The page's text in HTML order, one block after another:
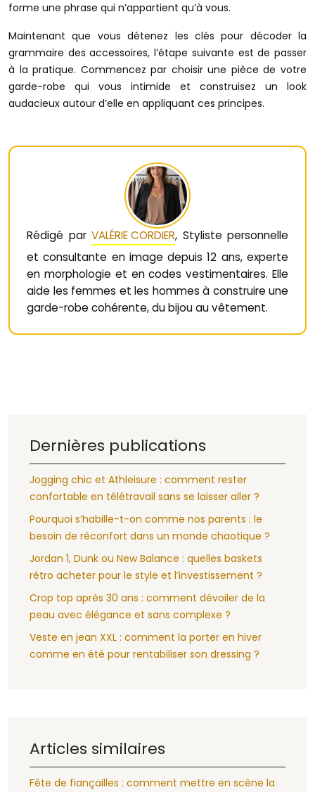
forme une phrase qui n’appartient qu’à vous.
Maintenant que vous détenez les clés pour décoder la
grammaire des accessoires, l’étape suivante est de passer
à la pratique. Commencez par choisir une pièce de votre
garde-robe qui vous intimide et construisez un look
audacieux autour d’elle en appliquant ces principes.
Rédigé par VALÉRIE CORDIER, Styliste personnelle
et consultante en image depuis 12 ans, experte
en morphologie et en codes vestimentaires. Elle
aide les femmes et les hommes à construire une
garde-robe cohérente, du bijou au vêtement.
Dernières publications
Jogging chic et Athleisure : comment rester
confortable en télétravail sans se laisser aller ?
Pourquoi s’habille-t-on comme nos parents : le
besoin de réconfort dans un monde chaotique ?
Jordan 1, Dunk ou New Balance : quelles baskets
rétro acheter pour le style et l’investissement ?
Crop top après 30 ans : comment dévoiler de la
peau avec élégance et sans complexe ?
Veste en jean XXL : comment la porter en hiver
comme en été pour rentabiliser son dressing ?
Articles similaires
Fête de fiançailles : comment mettre en scène la